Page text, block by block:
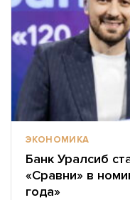
ЭКОНОМИКА
Банк Уралсиб
«Сравни» в
года»